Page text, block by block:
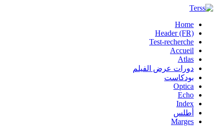
Home
Header (FR)
Test-recherche
Accueil
Atlas
دورات عرض الفيلم
بودكاست
Optica
Echo
Index
أطلس
Marges